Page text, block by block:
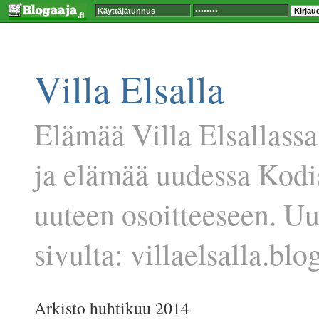
Villa Elsalla
Elämää Villa
ja elämää uudessa
uuteen osoitteeseen.
sivulta:
Arkisto huhtikuu 2014